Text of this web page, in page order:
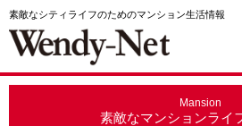
素敵なシティライフのためのマンション生活情報
Mansion
素敵なマンションライ